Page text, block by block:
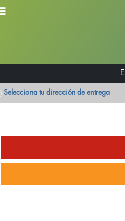
Selecciona tu dirección de entrega